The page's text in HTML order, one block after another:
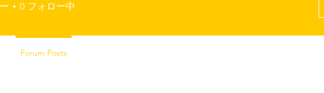
0 フォロー中
Forum Posts